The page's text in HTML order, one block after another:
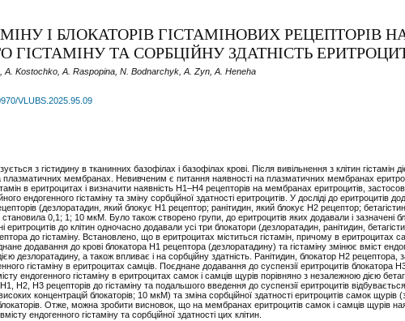
І БЛОКАТОРІВ ГІСТАМІНОВИХ РЕЦЕПТОРІВ
ГІСТАМІНУ ТА СОРБЦІЙНУ ЗДАТНІСТЬ
A. Kostochko, A. Raspopina, N. Bodnarchyk, A. Zyn, A. Heneha
VLUBS.2025.95.09
з гістидину в тканинних базофілах і базофілах крові. Після вивільнення з клітин
плазматичних мембранах. Невивченим є питання наявності на плазматичних мембранах
в еритроцитах і визначити наявність Н1–Н4 рецепторів на мембранах еритроцитів,
ендогенного гістаміну та зміну сорбційної здатності еритроцитів. У досліді до еритроцитів
(дезлоратадин, який блокує Н1 рецептор; ранітидин, який блокує Н2 рецептор;
0,1; 1; 10 мкМ. Було також створено групи, до еритроцитів яких додавали і зазначені
до клітин одночасно додавали усі три блокатори (дезлоратадин, ранітидин,
до гістаміну. Встановлено, що в еритроцитах міститься гістамін, причому в еритроцитах
додавання до крові блокатора Н1 рецептора (дезлоратадину) та гістаміну змінює вміст
дезлоратадину, а також впливає і на сорбційну здатність. Ранітидин, блокатор Н2 рецептора,
гістаміну в еритроцитах самців. Поєднане додавання до суспензії еритроцитів блокатора
ендогенного гістаміну в еритроцитах самок і самців щурів порівняно з незалежною дією
Н2, Н3 рецепторів до гістаміну та подальшого введення до суспензії еритроцитів
концентрацій блокаторів; 10 мкМ) та зміна сорбційної здатності еритроцитів самок щурів
Отже, можна зробити висновок, що на мембранах еритроцитів самок і самців щурів
ендогенного гістаміну та сорбційної здатності цих клітин.